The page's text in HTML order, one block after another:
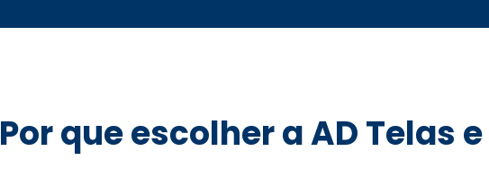
Por que escolher a AD Telas